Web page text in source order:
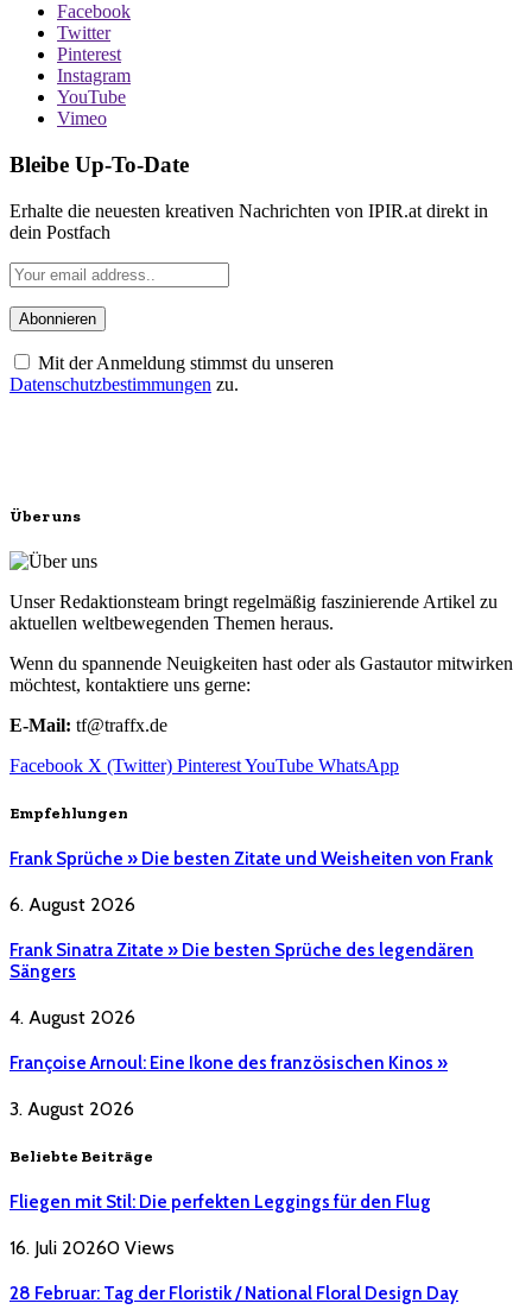
Facebook
Twitter
Pinterest
Instagram
YouTube
Vimeo
Bleibe Up-To-Date
Erhalte die neuesten kreativen Nachrichten von IPIR.at direkt in
dein Postfach
Mit der Anmeldung stimmst du unseren
Datenschutzbestimmungen zu.
Über uns
Unser Redaktionsteam bringt regelmäßig faszinierende Artikel zu
aktuellen weltbewegenden Themen heraus.
Wenn du spannende Neuigkeiten hast oder als Gastautor mitwirken
möchtest, kontaktiere uns gerne:
E-Mail: tf@traffx.de
Facebook X (Twitter) PinterestYouTube WhatsApp
Empfehlungen
Frank Sprüche » Die besten Zitate und Weisheiten von Frank
6. August 2026
Frank Sinatra Zitate » Die besten Sprüche des legendären
Sängers
4. August 2026
Françoise Arnoul: Eine Ikone des französischen Kinos »
3. August 2026
Beliebte Beiträge
Fliegen mit Stil: Die perfekten Leggings für den Flug
16. Juli 20260 Views
28 Februar: Tag der Floristik / National Floral Design Day